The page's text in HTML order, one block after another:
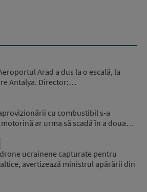
Arad a dus la o escală, la
Antalya. Director:…
cu combustibil s-a
ar urma să scadă în a doua…
ucrainene capturate pentru
avertizează ministrul apărării din